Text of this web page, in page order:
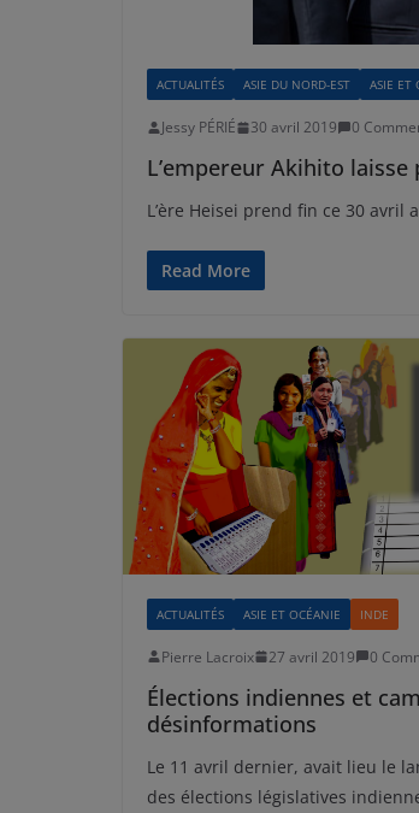
ACTUALITÉS ASIE DU NORD-EST ASIE ET
Jessy PÉRIÉ 30 avril 2019 0
L’empereur Akihito
L’ère Heisei prend fin ce 30 avril
Read More
ACTUALITÉS ASIE ET OCÉANIE INDE
Pierre Lacroix 27 avril 2019 0
Élections indiennes et
désinformations
Le 11 avril dernier, avait lieu le
des élections législatives